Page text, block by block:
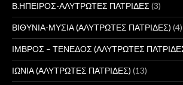
Β.ΗΠΕΙΡΟΣ-ΑΛΥΤΡΩΤΕΣ ΠΑΤΡΙΔΕΣ(3)
ΒΙΘΥΝΙΑ-ΜΥΣΙΑ (ΑΛΥΤΡΩΤΕΣ ΠΑΤΡΙΔΕΣ) (4)
ΙΜΒΡΟΣ – ΤΕΝΕΔΟΣ (ΑΛΥΤΡΩΤΕΣ
ΙΩΝΙΑ (ΑΛΥΤΡΩΤΕΣ ΠΑΤΡΙΔΕΣ) (13)